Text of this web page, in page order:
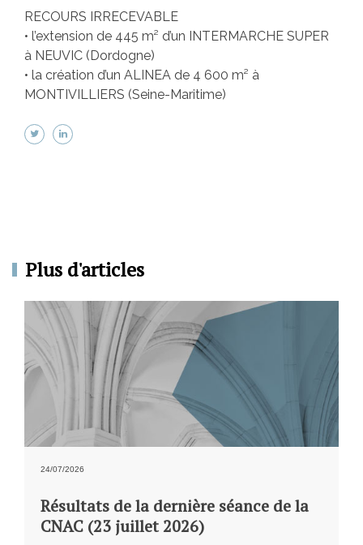
RECOURS IRRECEVABLE
• l’extension de 445 m² d’un INTERMARCHE SUPER
à NEUVIC (Dordogne)
• la création d’un ALINEA de 4 600 m² à
MONTIVILLIERS (Seine-Maritime)
Plus d'articles
24/07/2026
Résultats de la dernière séance de la
CNAC (23 juillet 2026)